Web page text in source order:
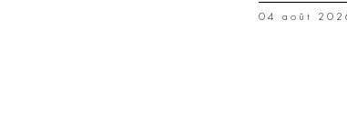
04 août